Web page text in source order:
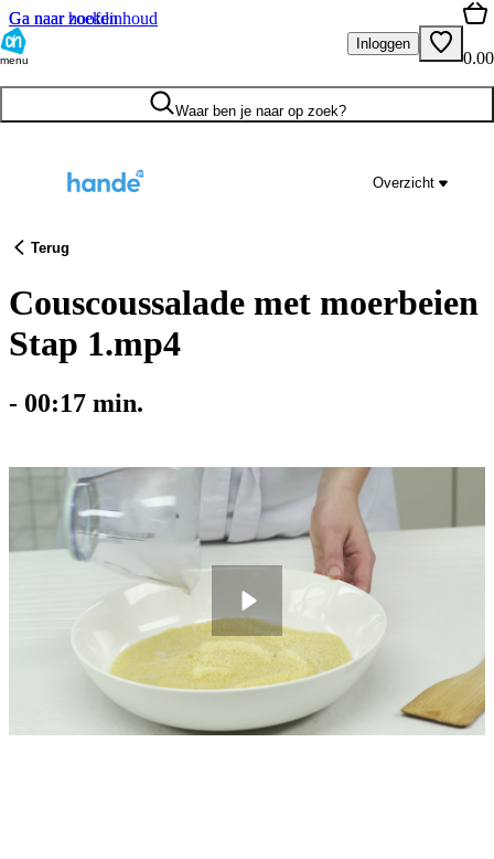
Ga naar hoofdinhoud
Ga naar zoeken
menu
Inloggen
0.00
Waar ben je naar op zoek?
Overzicht
Terug
Couscoussalade met moerbeien
Stap 1.mp4
- 00:17 min.